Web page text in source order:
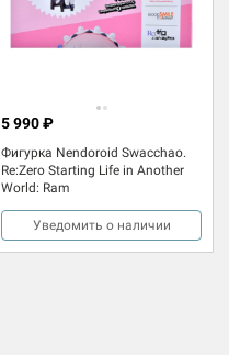
Фигурка Nendoroid Swacchao.
Re:Zero Starting Life in Another
World: Ram
5 990 ₽
Уведомить о наличии